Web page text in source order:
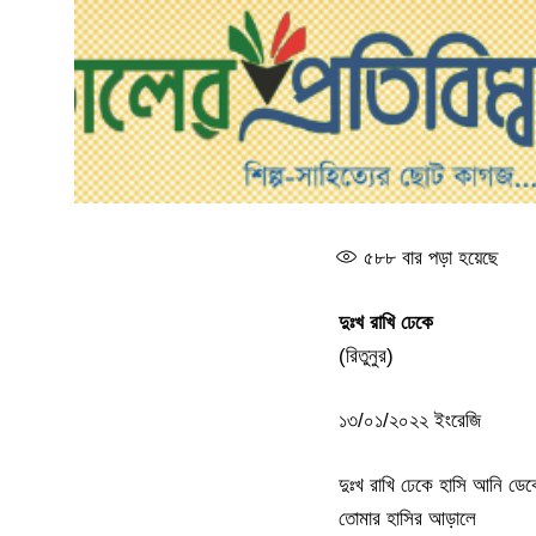
৫৮৮ বার পড়া হয়েছে
দুঃখ রাখি ঢেকে
(রিতুনুর)
১৩/০১/২০২২ ইংরেজি
দুঃখ রাখি ঢেকে হাসি আনি
তোমার হাসির আড়ালে